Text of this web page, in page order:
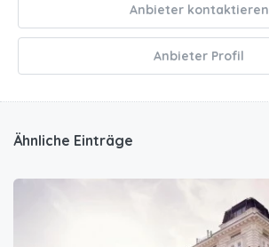
Anbieter kontaktieren
Anbieter Profil
Ähnliche Einträge